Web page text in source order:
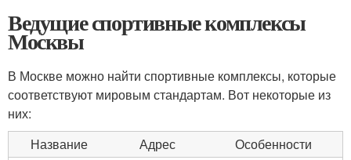
Ведущие спортивные комплексы
Москвы
В Москве можно найти спортивные комплексы, которые
соответствуют мировым стандартам. Вот некоторые из
них:
Название
Адрес Особенности